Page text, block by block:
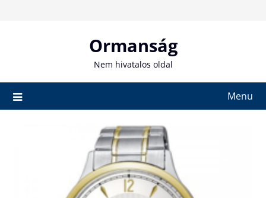
Ormanság
Nem hivatalos oldal
Menu